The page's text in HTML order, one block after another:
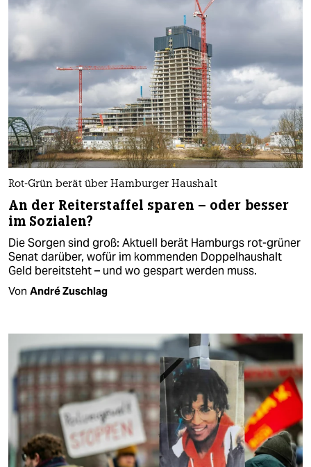
Rot-Grün berät über Hamburger Haushalt
An der Reiterstaffel sparen – oder besser
im Sozialen?
Die Sorgen sind groß: Aktuell berät Hamburgs rot-grüner
Senat darüber, wofür im kommenden Doppelhaushalt
Geld bereitsteht – und wo gespart werden muss.
Von André Zuschlag